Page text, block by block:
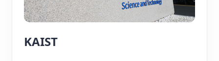
KAIST